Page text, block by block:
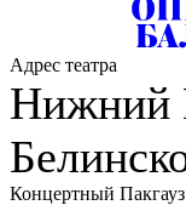
Адрес театра
Нижний
Концертный Пакгауз